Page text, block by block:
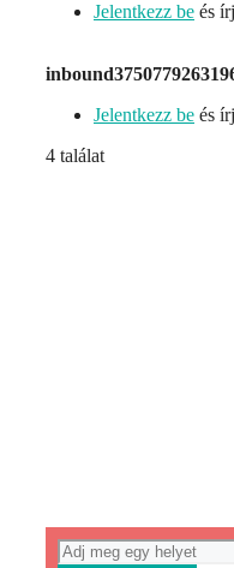
Jelentkezz be és
Jelentkezz be és
4 találat